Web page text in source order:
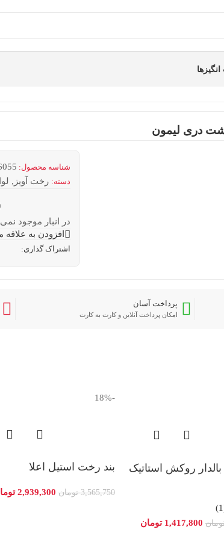
دری لیمون
شناسه محصول:
دسته: رخت آویز ,
در انبار موجود
افزودن به علاقه
اشتراک گذاری:
پرداخت آسان
امکان پرداخت آنلاین و کارت به کارت
روکش استاتیک
1,417,800 تومان
-18%
بند رخت استیل اعلا
3,565,750 تومان 2,939,300